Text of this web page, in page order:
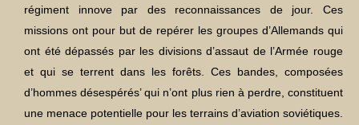
régiment innove par des reconnaissances de jour. Ces
missions ont pour but de repérer les groupes d’Allemands qui
ont été dépassés par les divisions d’assaut de l’Armée rouge
et qui se terrent dans les forêts. Ces bandes, composées
d’hommes désespérés’ qui n’ont plus rien à perdre, constituent
une menace potentielle pour les terrains d’aviation soviétiques.